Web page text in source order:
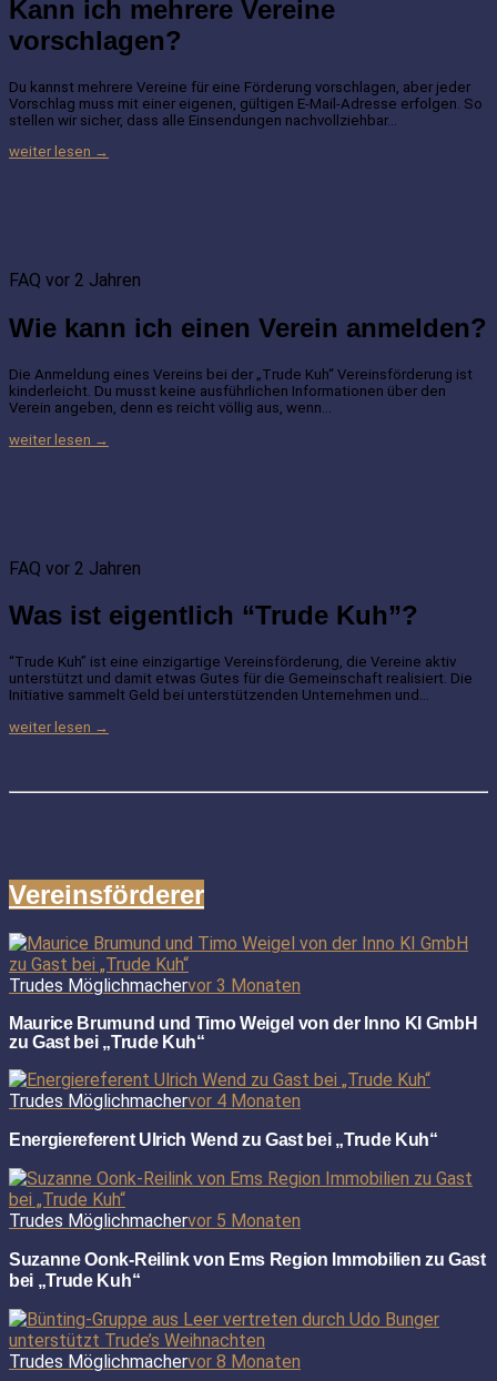
Kann ich mehrere Vereine
vorschlagen?
Du kannst mehrere Vereine für eine Förderung vorschlagen, aber jeder
Vorschlag muss mit einer eigenen, gültigen E-Mail-Adresse erfolgen. So
stellen wir sicher, dass alle Einsendungen nachvollziehbar…
weiter lesen →
FAQ vor 2 Jahren
Wie kann ich einen Verein anmelden?
Die Anmeldung eines Vereins bei der „Trude Kuh“ Vereinsförderung ist
kinderleicht. Du musst keine ausführlichen Informationen über den
Verein angeben, denn es reicht völlig aus, wenn…
weiter lesen →
FAQ vor 2 Jahren
Was ist eigentlich “Trude Kuh”?
“Trude Kuh” ist eine einzigartige Vereinsförderung, die Vereine aktiv
unterstützt und damit etwas Gutes für die Gemeinschaft realisiert. Die
Initiative sammelt Geld bei unterstützenden Unternehmen und…
weiter lesen →
Vereinsförderer
Trudes Möglichmachervor 3 Monaten
Maurice Brumund und Timo Weigel von der Inno KI GmbH
zu Gast bei „Trude Kuh“
Trudes Möglichmachervor 4 Monaten
Energiereferent Ulrich Wend zu Gast bei „Trude Kuh“
Trudes Möglichmachervor 5 Monaten
Suzanne Oonk-Reilink von Ems Region Immobilien zu Gast
bei „Trude Kuh“
Trudes Möglichmachervor 8 Monaten